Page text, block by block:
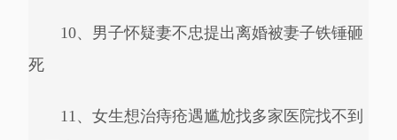
10、男子怀疑妻不忠提出离婚被妻子铁锤砸
死
11、女生想治痔疮遇尴尬找多家医院找不到